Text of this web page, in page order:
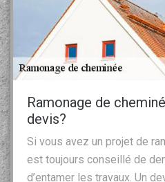
Ramonage de
devis?
Si vous avez un projet de
est toujours conseillé de
d’entamer les travaux. Un